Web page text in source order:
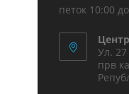
петок 10:00
Ул.
прв